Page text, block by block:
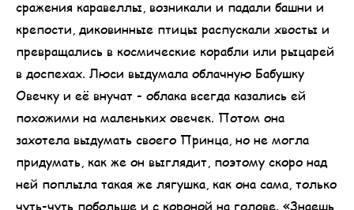
сражения каравеллы, возникали и падали башни и
крепости, диковинные птицы распускали хвосты и
превращались в космические корабли или рыцарей
в доспехах. Люси выдумала облачную Бабушку
Овечку и её внучат - облака всегда казались ей
похожими на маленьких овечек. Потом она
захотела выдумать своего Принца, но не могла
придумать, как же он выглядит, поэтому скоро над
ней поплыла такая же лягушка, как она сама, только
чуть-чуть побольше и с короной на голове. «Знаешь,